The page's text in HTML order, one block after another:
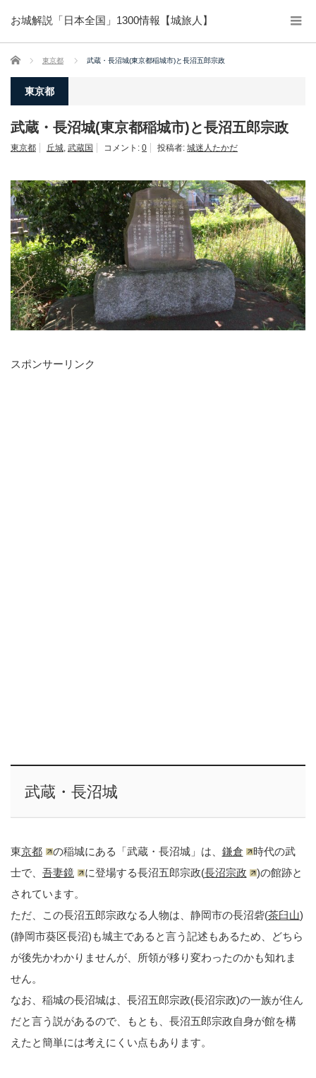
お城解説「日本全国」1300情報【城旅人】
ホーム 東京都 武蔵・長沼城(東京都稲城市)と長沼五郎宗政
東京都
武蔵・長沼城(東京都稲城市)と長沼五郎宗政
東京都 丘城, 武蔵国 コメント: 0 投稿者: 城迷人たかだ
スポンサーリンク
武蔵・長沼城
東京都 の稲城にある「武蔵・長沼城」は、 鎌倉
時代の武
士で、 吾妻鏡 に登場する長沼五郎宗政(長沼宗政
)の館跡と
されています。
ただ、この長沼五郎宗政なる人物は、静岡市の長沼砦(茶臼山)
(静岡市葵区長沼)も城主であると言う記述もあるため、どちら
が後先かわかりませんが、所領が移り変わったのかも知れま
せん。
なお、稲城の長沼城は、長沼五郎宗政(長沼宗政)の一族が住ん
だと言う説があるので、もとも、長沼五郎宗政自身が館を構
えたと簡単には考えにくい点もあります。